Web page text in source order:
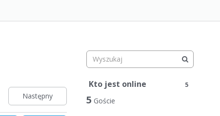
Następny
Kto jest online 5
5 Goście